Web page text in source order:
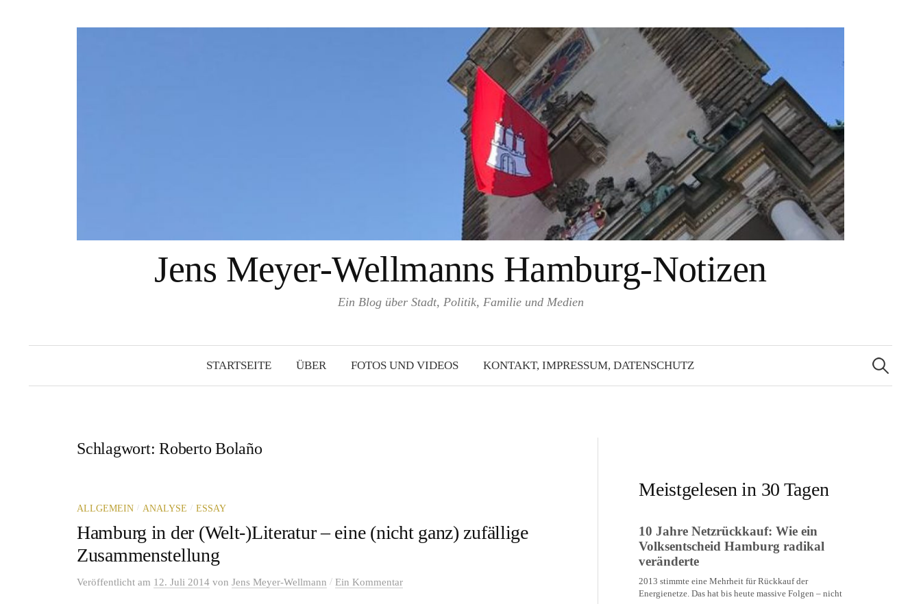
Jens Meyer-Wellmanns Hamburg-Notizen
Ein Blog über Stadt, Politik, Familie und Medien
STARTSEITE ÜBER FOTOS UND VIDEOS KONTAKT, IMPRESSUM, DATENSCHUTZ
Suchen
nach:
Schlagwort:Roberto Bolaño
ALLGEMEIN / ANALYSE / ESSAY
Hamburg in der (Welt-)Literatur – eine (nicht ganz) zufällige
Zusammenstellung
Veröffentlicht am 12. Juli 2014 von Jens Meyer-Wellmann / Ein Kommentar
Meistgelesen in 30 Tagen